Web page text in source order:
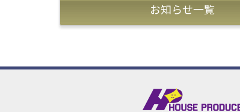
お知らせ一覧